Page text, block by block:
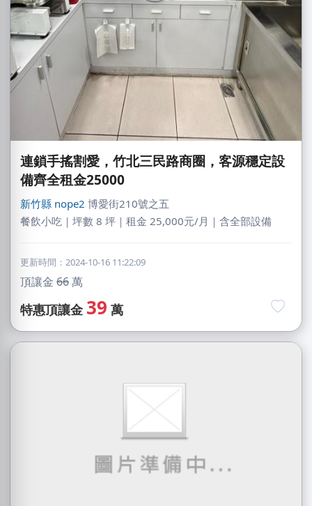
連鎖手搖割愛，竹北三民路商圈，客源穩定設
備齊全租金25000
新竹縣 nope2 博愛街210號之五
餐飲小吃｜坪數 8 坪｜租金 25,000元/月｜含全部設備
更新時間：2024-10-16 11:22:09
頂讓金 66萬
特惠頂讓金 39 萬